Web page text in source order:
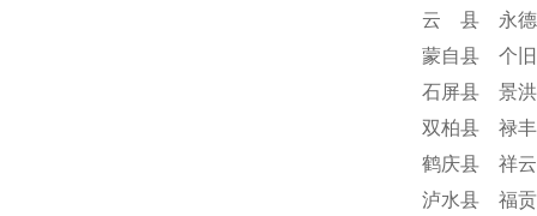
云 县 永德
蒙自县 个
石屏县 景
双柏县 禄
鹤庆县 祥
泸水县 福